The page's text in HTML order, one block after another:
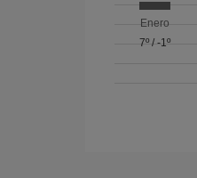
Enero
7º/ -1º